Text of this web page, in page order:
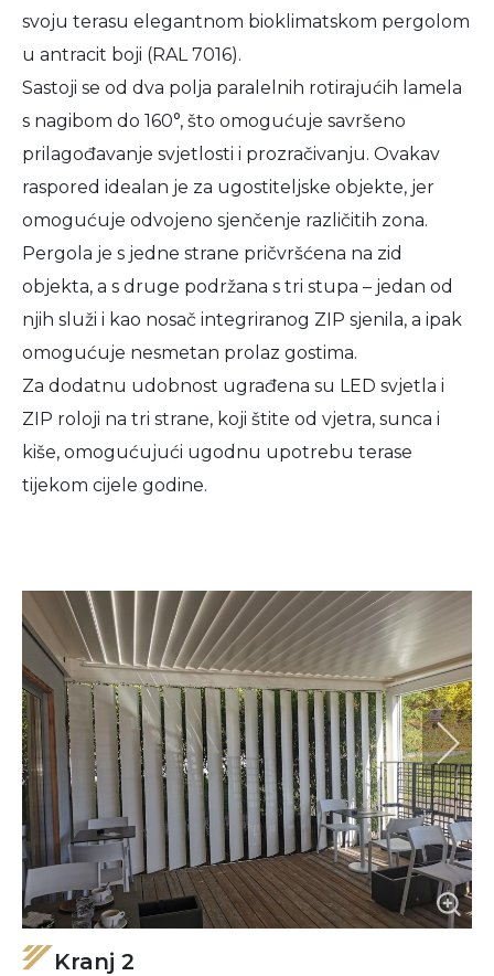
svoju terasu elegantnom bioklimatskom pergolom
u antracit boji (RAL 7016).
Sastoji se od dva polja paralelnih rotirajućih lamela
s nagibom do 160°, što omogućuje savršeno
prilagođavanje svjetlosti i prozračivanju. Ovakav
raspored idealan je za ugostiteljske objekte, jer
omogućuje odvojeno sjenčenje različitih zona.
Pergola je s jedne strane pričvršćena na zid
objekta, a s druge podržana s tri stupa – jedan od
njih služi i kao nosač integriranog ZIP sjenila, a ipak
omogućuje nesmetan prolaz gostima.
Za dodatnu udobnost ugrađena su LED svjetla i
ZIP roloji na tri strane, koji štite od vjetra, sunca i
kiše, omogućujući ugodnu upotrebu terase
tijekom cijele godine.
Kranj 2